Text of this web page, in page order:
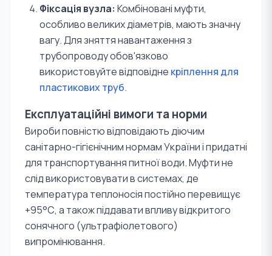
Фіксація вузла: Комбіновані муфти,
особливо великих діаметрів, мають значну
вагу. Для зняття навантаження з
трубопроводу обов'язково
використовуйте відповідне кріплення для
пластикових труб.
Експлуатаційні вимоги та норми
Вироби повністю відповідають діючим
санітарно-гігієнічним нормам України і придатні
для транспортування питної води. Муфти не
слід використовувати в системах, де
температура теплоносія постійно перевищує
+95°С, а також піддавати впливу відкритого
сонячного (ультрафіолетового)
випромінювання.